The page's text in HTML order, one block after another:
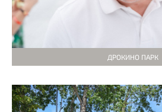
ДРОКИНО ПАРК